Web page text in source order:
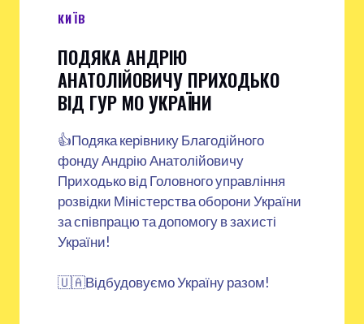
КИЇВ
ПОДЯКА АНДРІЮ
АНАТОЛІЙОВИЧУ ПРИХОДЬКО
ВІД ГУР МО УКРАЇНИ
👍Подяка керівнику Благодійного
фонду Андрію Анатолійовичу
Приходько від Головного управління
розвідки Міністерства оборони України
за співпрацю та допомогу в захисті
України!
🇺🇦Відбудовуємо Україну разом!